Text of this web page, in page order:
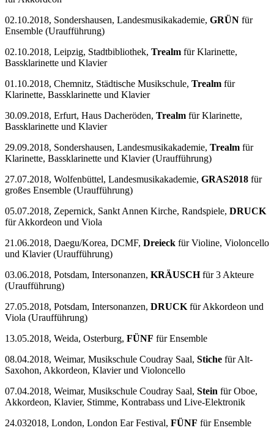
02.10.2018, Sondershausen, Landesmusikakademie, GRÜN für
Ensemble (Uraufführung)
02.10.2018, Leipzig, Stadtbibliothek, Trealm für Klarinette,
Bassklarinette und Klavier
01.10.2018, Chemnitz, Städtische Musikschule, Trealm für
Klarinette, Bassklarinette und Klavier
30.09.2018, Erfurt, Haus Dacheröden, Trealm für Klarinette,
Bassklarinette und Klavier
29.09.2018, Sondershausen, Landesmusikakademie, Trealm für
Klarinette, Bassklarinette und Klavier (Uraufführung)
27.07.2018, Wolfenbüttel, Landesmusikakademie, GRAS2018 für
großes Ensemble (Uraufführung)
05.07.2018, Zepernick, Sankt Annen Kirche, Randspiele, DRUCK
für Akkordeon und Viola
21.06.2018, Daegu/Korea, DCMF, Dreieck für Violine, Violoncello
und Klavier (Uraufführung)
03.06.2018, Potsdam, Intersonanzen, KRÄUSCHfür 3 Akteure
(Uraufführung)
27.05.2018, Potsdam, Intersonanzen, DRUCK für Akkordeon und
Viola (Uraufführung)
13.05.2018, Weida, Osterburg, FÜNF für Ensemble
08.04.2018, Weimar, Musikschule Coudray Saal, Stiche für Alt-
Saxohon, Akkordeon, Klavier und Violoncello
07.04.2018, Weimar, Musikschule Coudray Saal, Stein für Oboe,
Akkordeon, Klavier, Stimme, Kontrabass und Live-Elektronik
24.032018, London, London Ear Festival, FÜNF für Ensemble